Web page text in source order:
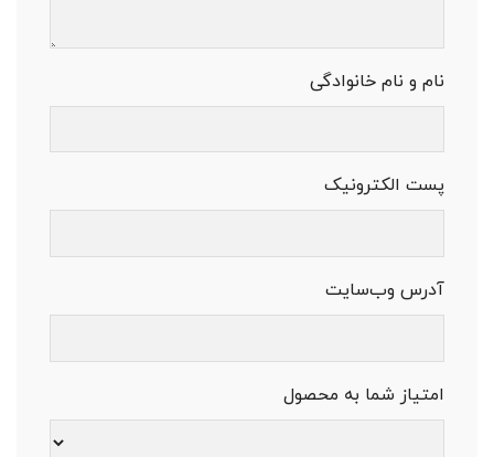
نام و نام خانوادگی
پست الکترونیک
آدرس وب‌سایت
امتیاز شما به محصول